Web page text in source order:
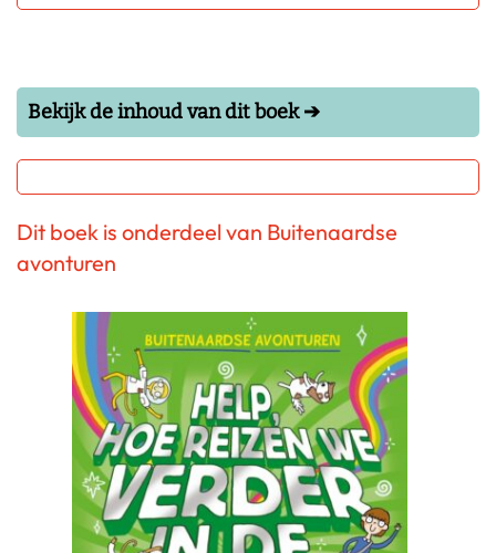
Bekijk de inhoud van dit boek ➔
Dit boek is onderdeel van Buitenaardse
avonturen